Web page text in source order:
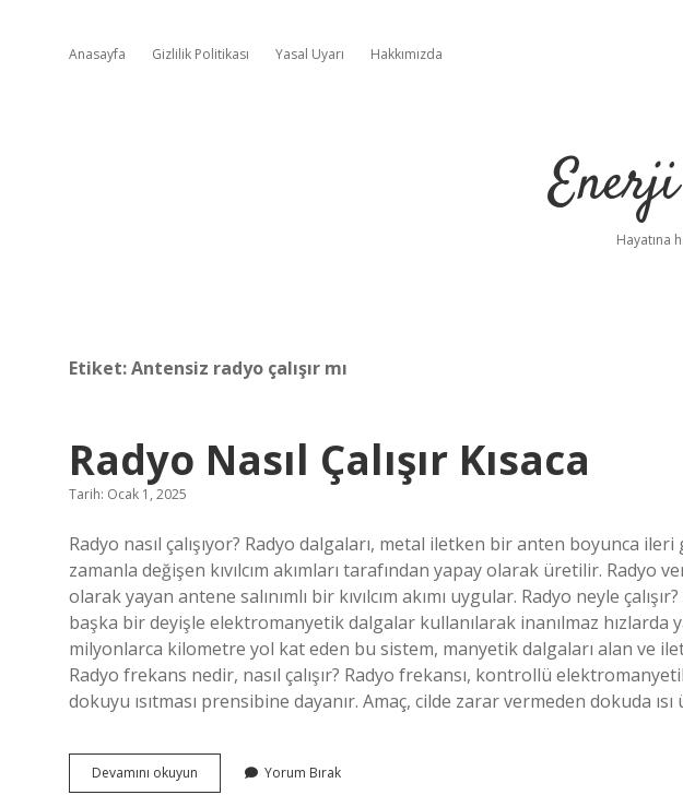
Anasayfa Gizlilik Politikası Yasal Uyarı Hakkımızda
Hayatına
Etiket:Antensiz radyo çalışır mı
Radyo Nasıl Çalışır Kısaca
Tarih: Ocak 1, 2025
Radyo nasıl çalışıyor? Radyo dalgaları, metal iletken bir anten boyunca
zamanla değişen kıvılcım akımları tarafından yapay olarak üretilir. Radyo
olarak yayan antene salınımlı bir kıvılcım akımı uygular. Radyo neyle
başka bir deyişle elektromanyetik dalgalar kullanılarak inanılmaz hızlarda
milyonlarca kilometre yol kat eden bu sistem, manyetik dalgaları alan ve
Radyo frekans nedir, nasıl çalışır? Radyo frekansı, kontrollü
dokuyu ısıtması prensibine dayanır. Amaç, cilde zarar vermeden dokuda
Devamını okuyun
Nasıl
Yorum Bırak